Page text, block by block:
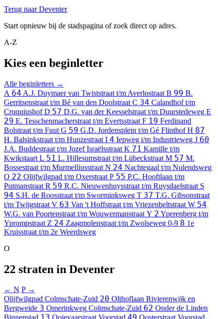
Terug naar Deventer
Start opnieuw bij de stadspagina of zoek direct op adres.
A-Z
Kies een beginletter
Alle beginletters →
A 64 A.J. Duymaer van Twiststraat t/m Averlostraat B 99 B.
Gerritsenstraat t/m Bé van den Doolstraat C 34 Calandhof t/m
CruquiushofD 57 D.G. van der Keesselstraat t/m Duurstedeweg E
29 E. Tesschenmacherstraat t/m Evertsstraat F 19 Ferdinand
Bolstraat t/m Fuut G 59 G.D. Jordensplein t/m Gé FlinthofH 87
H. Balsinkstraat t/m Hunzestraat I 4 Iepweg t/m Industrieweg J 60
J.A. Buddestraat t/m Jozef Israëlsstraat K 71 Kamille t/m
Kwikstaart L 51 L. Hillesumstraat t/m Lübeckstraat M 57 M.
Bossestraat t/m Murmelliusstraat N 24 Nachtegaal t/m Nulendsweg
O 22 Olijfwilgpad t/m Oxerstraat P 55 P.C. Hooftlaan t/m
Putmanstraat R 59 R.C. Nieuwenhuysstraat t/m Ruysdaelstraat S
94 S.H. de Roosstraat t/m Sworminksweg T 37 T.G. Gibsonstraat
t/m Twijgstraat V 63 Van 't Hoffstraat t/m Vriezenbeltstraat W 54
W.G. van Poortenstraat t/m Wouwermanstraat Y 2 Yperenberg t/m
Yprompstraat Z 24 Zaagmolenstraat t/m Zwolseweg 0-9 8 1e
Kruisstraat t/m 2e Weerdsweg
O
22 straten in Deventer
← N P →
Olijfwilgpad Colmschate-Zuid 20 Olthoflaan Rivierenwijk en
Bergweide 3 Omerinkweg Colmschate-Zuid 62 Onder de Linden